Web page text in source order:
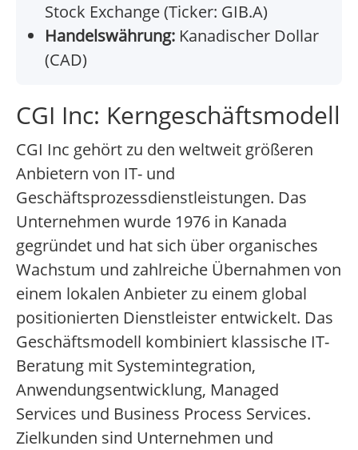
Stock Exchange (Ticker: GIB.A)
Handelswährung: Kanadischer Dollar
(CAD)
CGI Inc: Kerngeschäftsmodell
CGI Inc gehört zu den weltweit größeren
Anbietern von IT- und
Geschäftsprozessdienstleistungen. Das
Unternehmen wurde 1976 in Kanada
gegründet und hat sich über organisches
Wachstum und zahlreiche Übernahmen von
einem lokalen Anbieter zu einem global
positionierten Dienstleister entwickelt. Das
Geschäftsmodell kombiniert klassische IT-
Beratung mit Systemintegration,
Anwendungsentwicklung, Managed
Services und Business Process Services.
Zielkunden sind Unternehmen und